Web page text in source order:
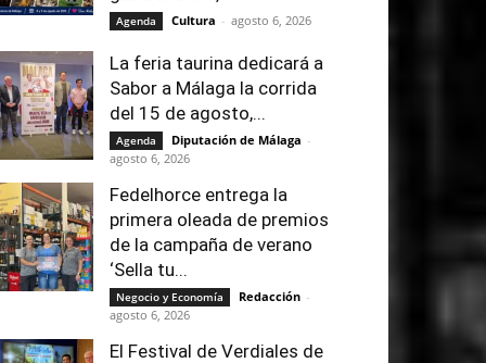
Agenda Cultura - agosto 6, 2026
La feria taurina dedicará a
Sabor a Málaga la corrida
del 15 de agosto,...
Agenda Diputación de Málaga -
agosto 6, 2026
Fedelhorce entrega la
primera oleada de premios
de la campaña de verano
‘Sella tu...
Negocio y Economía Redacción -
agosto 6, 2026
El Festival de Verdiales de